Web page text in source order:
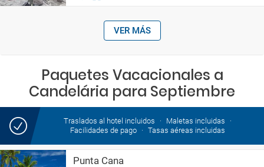
VER MÁS
Paquetes Vacacionales a
Candelária para Septiembre
Traslados al hotel incluidos
Maletas incluidas
Facilidades de pago
Tasas aéreas incluidas
Punta Cana